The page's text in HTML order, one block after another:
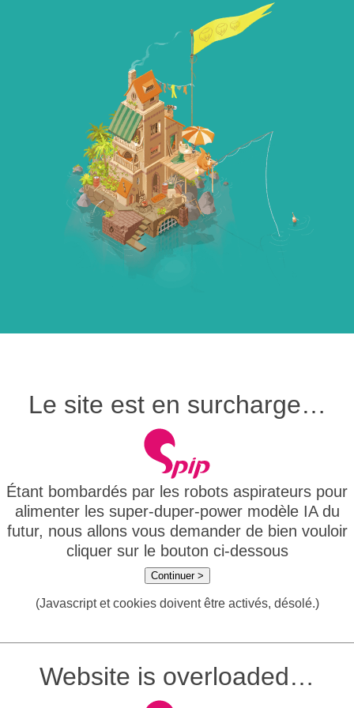
Le site est en surcharge…
Étant bombardés par les robots aspirateurs pour
alimenter les super-duper-power modèle IA du
futur, nous allons vous demander de bien vouloir
cliquer sur le bouton ci-dessous
Continuer >
(Javascript et cookies doivent être activés, désolé.)
Website is overloaded…